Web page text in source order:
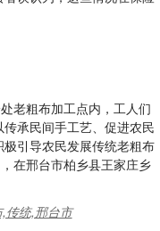
老粗布加工点内，工人们
承民间手工艺、促进农民
引导农民发展传统老粗布
在邢台市柏乡县王家庄乡
传统,邢台市